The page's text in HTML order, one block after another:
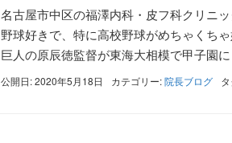
名古屋市中区の福澤内科・皮フ科クリニ
野球好きで、特に高校野球がめちゃくち
巨人の原辰徳監督が東海大相模で甲子園
公開日: 2020年5月18日 カテゴリー:院長ブログ